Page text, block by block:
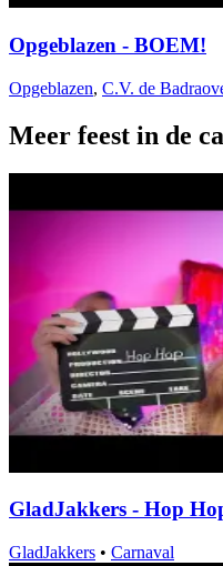
Opgeblazen - BOEM!
Opgeblazen, C.V. de
Meer feest in de
GladJakkers - Hop
GladJakkers • Carnaval